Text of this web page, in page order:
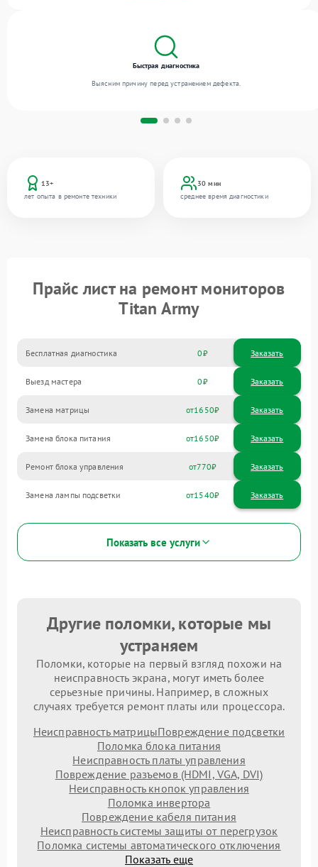
13+
лет опыта в ремонте техники
30 мин
среднее время диагностики
Быстрая диагностика
Выясним причину перед устранением дефекта.
Прайс лист на ремонт мониторов
Titan Army
Бесплатная диагностика 0 Заказать
Выезд мастера 0 Заказать
Замена матрицы 1650
Замена блока питания 1650
Ремонт блока управления 770
Замена лампы подсветки 1540
Показать все услуги
Другие поломки, которые мы
устраняем
Поломки, которые на первый взгляд похожи на
неисправность экрана, могут иметь более
серьезные причины. Например, в сложных
случаях требуется ремонт платы или процессора.
Неисправность матрицыПовреждение подсветки
Поломка блока питания
Неисправность платы управления
Повреждение разъемов (HDMI, VGA, DVI)
Неисправность кнопок управления
Поломка инвертора
Повреждение кабеля питания
Неисправность системы защиты от перегрузок
Поломка системы автоматического отключения
Показать еще